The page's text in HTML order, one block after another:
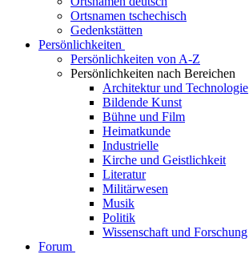
Ortsnamen tschechisch
Gedenkstätten
Persönlichkeiten
Persönlichkeiten von A-Z
Persönlichkeiten nach Bereichen
Architektur und Technologie
Bildende Kunst
Bühne und Film
Heimatkunde
Industrielle
Kirche und Geistlichkeit
Literatur
Militärwesen
Musik
Politik
Wissenschaft und Forschung
Forum